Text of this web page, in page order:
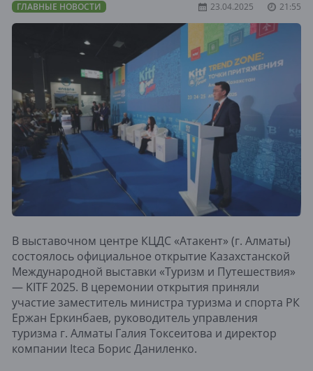
ГЛАВНЫЕ НОВОСТИ 23.04.2025 21:55
В выставочном центре КЦДС «Атакент» (г. Алматы)
состоялось официальное открытие Казахстанской
Международной выставки «Туризм и Путешествия»
— KITF 2025. В церемонии открытия приняли
участие заместитель министра туризма и спорта РК
Ержан Еркинбаев, руководитель управления
туризма г. Алматы Галия Токсеитова и директор
компании Iteca Борис Даниленко.